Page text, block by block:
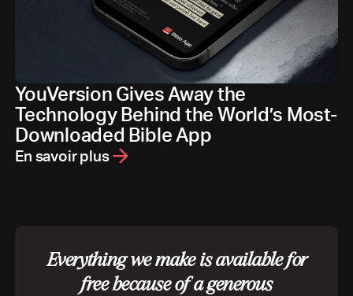
YouVersion Gives Away the
Technology Behind the World’s Most-
Downloaded Bible App
En savoir plus
Everything we make is available for
free because of a generous